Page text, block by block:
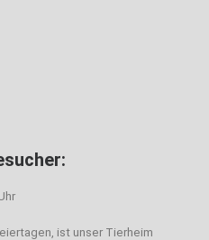
ist unser Tierheim